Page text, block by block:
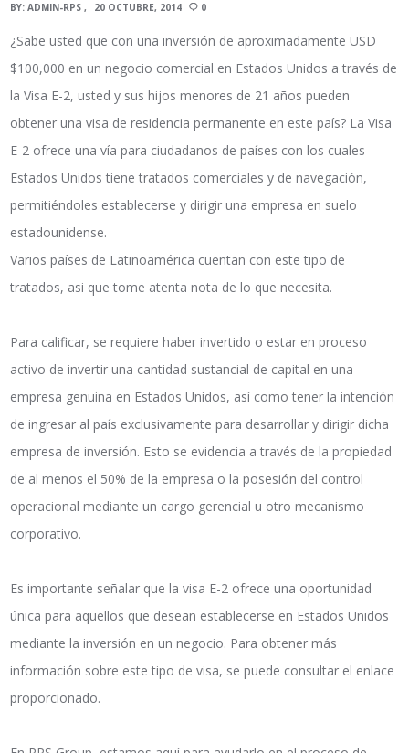
BY:ADMIN-RPS 20 OCTUBRE, 2014 0
¿Sabe usted que con una inversión de aproximadamente USD
$100,000 en un negocio comercial en Estados Unidos a través de
la Visa E-2, usted y sus hijos menores de 21 años pueden
obtener una visa de residencia permanente en este país? La Visa
E-2 ofrece una vía para ciudadanos de países con los cuales
Estados Unidos tiene tratados comerciales y de navegación,
permitiéndoles establecerse y dirigir una empresa en suelo
estadounidense.
Varios países de Latinoamérica cuentan con este tipo de
tratados, asi que tome atenta nota de lo que necesita.
Para calificar, se requiere haber invertido o estar en proceso
activo de invertir una cantidad sustancial de capital en una
empresa genuina en Estados Unidos, así como tener la intención
de ingresar al país exclusivamente para desarrollar y dirigir dicha
empresa de inversión. Esto se evidencia a través de la propiedad
de al menos el 50% de la empresa o la posesión del control
operacional mediante un cargo gerencial u otro mecanismo
corporativo.
Es importante señalar que la visa E-2 ofrece una oportunidad
única para aquellos que desean establecerse en Estados Unidos
mediante la inversión en un negocio. Para obtener más
información sobre este tipo de visa, se puede consultar el enlace
proporcionado.